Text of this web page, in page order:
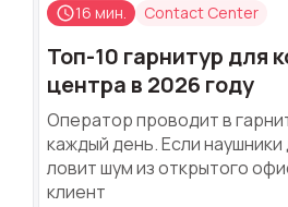
16 мин. Contact Center
Топ-10 гарнитур для
центра в 2026 году
Оператор проводит в
каждый день. Если
ловит шум из открытого
клиент